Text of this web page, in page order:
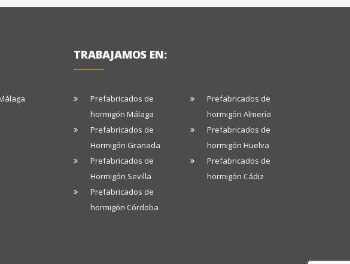
TRABAJAMOS EN:
Prefabricados de
hormigón Málaga
Prefabricados de
Hormigón Granada
Prefabricados de
Hormigón Sevilla
Prefabricados de
hormigón Córdoba
Prefabricados de
hormigón Almería
Prefabricados de
hormigón Huelva
Prefabricados de
hormigón Cádiz